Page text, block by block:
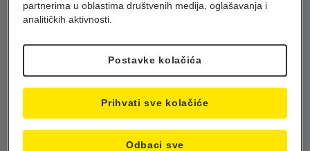
partnerima u oblastima društvenih medija, oglašavanja i
analitičkih aktivnosti.
Postavke kolačića
Odbaci sve
Prihvati sve kolačiće